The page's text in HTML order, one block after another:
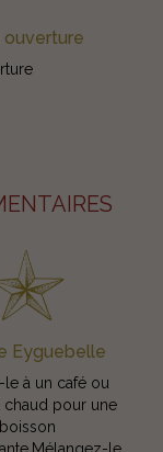
ouverture
Eyguebelle
à un café ou
pour une
boisson